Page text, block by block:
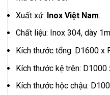
Xuất xứ: Inox Việt Nam.
Chất liệu: Inox 304, dày
Kích thước tổng: D1600 x
Kích thước kệ trên: D1000
Kích thước hộc chậu: